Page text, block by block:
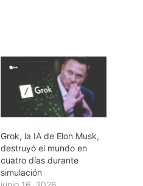
Grok, la IA de Elon Musk,
destruyó el mundo en
cuatro días durante
simulación